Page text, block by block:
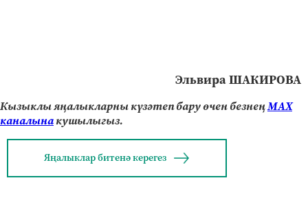
Эльвира ШАКИРОВА
Кызыклы яңалыкларны күзәтеп бару өчен безнеңМАХ
каналынакушылыгыз.
Яңалыклар битенә керегез